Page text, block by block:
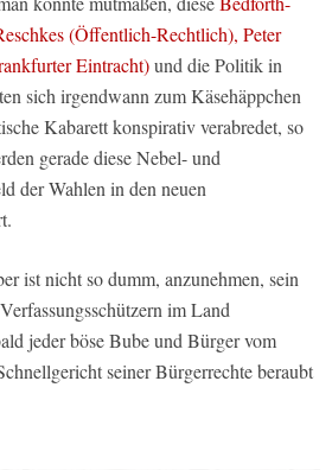
(Öffentlich-Rechtlich), Peter
Eintracht)und die Politik in
sich irgendwann zum Käsehäppchen
Kabarett konspirativ verabredet, so
gerade diese Nebel- und
der Wahlen in den neuen
ist nicht so dumm, anzunehmen, sein
im Land
jeder böse Bube und Bürger vom
seiner Bürgerrechte beraubt